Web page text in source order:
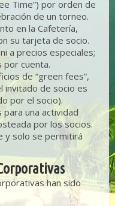
Time”) por orden de
de un torneo.
en la Cafetería,
su tarjeta de socio.
a precios especiales;
por cuenta.
de “green fees”,
invitado de socio es
por el socio).
para una actividad
por los socios.
y solo se permitirá
han sido